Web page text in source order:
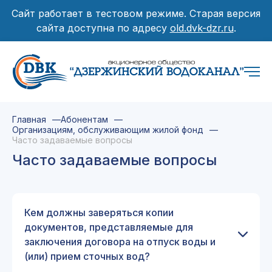
Сайт работает в тестовом режиме. Старая версия
сайта доступна по адресу old.dvk-dzr.ru.
Главная
Абонентам
Организациям, обслуживающим жилой фонд
Часто задаваемые вопросы
Часто задаваемые вопросы
Кем должны заверяться копии
документов, представляемые для
заключения договора на отпуск воды и
(или) прием сточных вод?